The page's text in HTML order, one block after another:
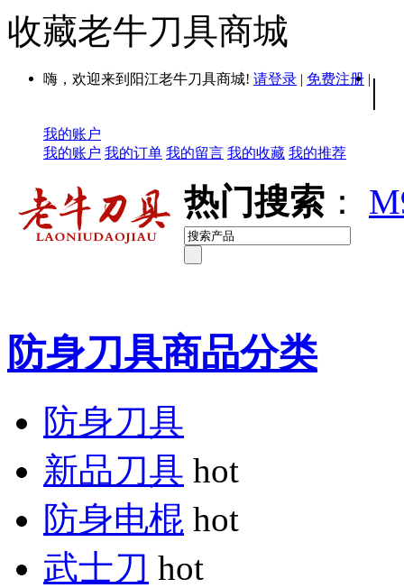
收藏老牛刀具商城
嗨，欢迎来到阳江老牛刀具商城! 请登录 | 免费注册 | |
我的账户
我的账户 我的订单 我的留言 我的收藏 我的推荐
热门搜索 ：
防身刀具商品分类
防身刀具
新品刀具 hot
防身电棍 hot
武士刀 hot